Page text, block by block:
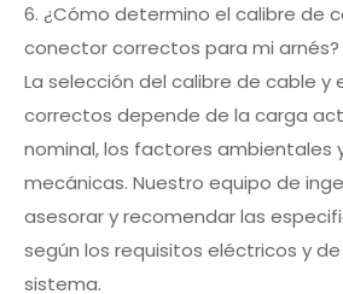
6. ¿Cómo determino el calibre de
conector correctos para mi arnés?
La selección del calibre de cable
correctos depende de la carga
nominal, los factores ambientales
mecánicas. Nuestro equipo de
asesorar y recomendar las
según los requisitos eléctricos y
sistema.